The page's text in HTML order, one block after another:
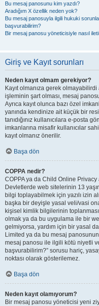
Bu mesaj panosunu kim yazdı?
Aradığım X özellik neden yok?
Bu mesaj panosuyla ilgili hukuki
başvurabilirim?
Bir mesaj panosu yöneticisiyle nasıl
Giriş ve Kayıt sorunları
Neden kayıt olmam gerekiyor?
Kayıt olmanıza gerek
işleminin şart olması, mesaj
Ayrıca kayıt olunca bazı özel
yanında kendinize ait küçük bir
tanıdığınız kullanıcılara e-posta
imkanlarına misafir kullanıcılar
kayıt olmanız önerilir.
Başa dön
COPPA nedir?
COPPA ya da Child Online
Devletlerde web sitelerinin 13
bilgi toplayabilmek için yazılı izin
başka bir deyişle yasal veli/vasi
kişisel kimlik bilgilerinin
olmak ya da bu uygulama ile bir
gelmiyorsa, yardım için bir yasal
Limited ya da bu mesaj
mesaj panosu ile ilgili kötü niyetli
başvurabilirim?” sorusu hariç,
noktası olarak gösterilemez.
Başa dön
Neden kayıt olamıyorum?
Bir mesaj panosu yöneticisi yeni